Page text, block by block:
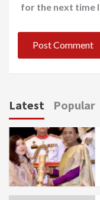
for the next time I
Latest Popular